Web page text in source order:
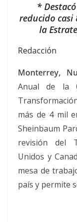
*
reducido casi
la
Redacción
Monterrey,
Anual de la
más de 4 mil
Sheinbaum
revisión del
Unidos y
mesa de
país y permite